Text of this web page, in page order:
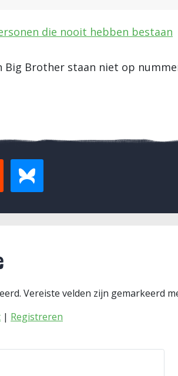
die nooit hebben bestaan
Big Brother staan niet op
Vereiste velden zijn gemarkeerd
| Registreren